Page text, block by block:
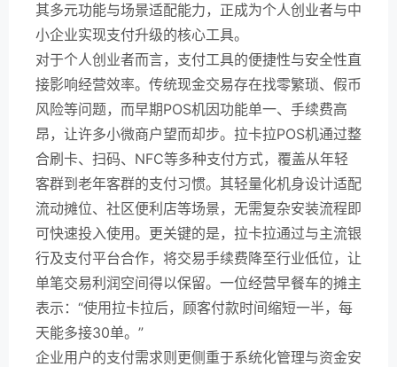
其多元功能与场景适配能力，正成为个人创业者与中
小企业实现支付升级的核心工具。
对于个人创业者而言，支付工具的便捷性与安全性直
接影响经营效率。传统现金交易存在找零繁琐、假币
风险等问题，而早期POS机因功能单一、手续费高
昂，让许多小微商户望而却步。拉卡拉POS机通过整
合刷卡、扫码、NFC等多种支付方式，覆盖从年轻
客群到老年客群的支付习惯。其轻量化机身设计适配
流动摊位、社区便利店等场景，无需复杂安装流程即
可快速投入使用。更关键的是，拉卡拉通过与主流银
行及支付平台合作，将交易手续费降至行业低位，让
单笔交易利润空间得以保留。一位经营早餐车的摊主
表示：“使用拉卡拉后，顾客付款时间缩短一半，每
天能多接30单。”
企业用户的支付需求则更侧重于系统化管理与资金安